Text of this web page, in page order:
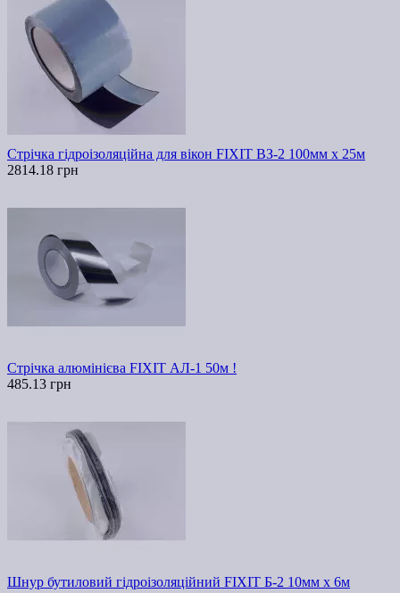
Стрічка гідроізоляційна для вікон FIXIT ВЗ-2 100мм х 25м
2814.18 грн
Стрічка алюмінієва FIXIT АЛ-1 50м !
485.13 грн
Шнур бутиловий гідроізоляційний FIXIT Б-2 10мм х 6м